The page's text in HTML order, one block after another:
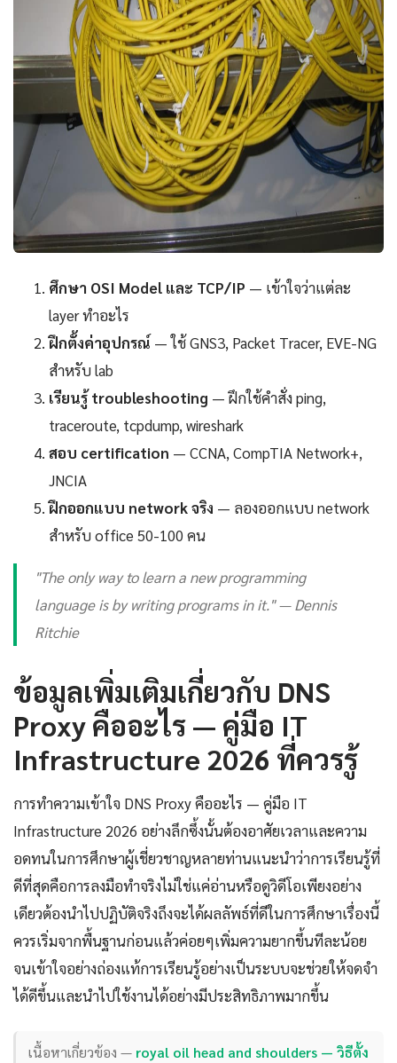
ศึกษา OSI Model และ TCP/IP — เข้าใจว่าแต่ละ
layer ทำอะไร
ฝึกตั้งค่าอุปกรณ์ — ใช้ GNS3, Packet Tracer, EVE-NG
สำหรับ lab
เรียนรู้ troubleshooting — ฝึกใช้คำสั่ง ping,
traceroute, tcpdump, wireshark
สอบ certification — CCNA, CompTIA Network+,
JNCIA
ฝึกออกแบบ network จริง — ลองออกแบบ network
สำหรับ office 50-100 คน
"The only way to learn a new programming
language is by writing programs in it." — Dennis
Ritchie
ข้อมูลเพิ่มเติมเกี่ยวกับ DNS
Proxy คืออะไร — คู่มือ IT
Infrastructure 2026 ที่ควรรู้
การทำความเข้าใจ DNS Proxy คืออะไร — คู่มือ IT
Infrastructure 2026 อย่างลึกซึ้งนั้นต้องอาศัยเวลาและความ
อดทนในการศึกษาผู้เชี่ยวชาญหลายท่านแนะนำว่าการเรียนรู้ที่
ดีที่สุดคือการลงมือทำจริงไม่ใช่แค่อ่านหรือดูวิดีโอเพียงอย่าง
เดียวต้องนำไปปฏิบัติจริงถึงจะได้ผลลัพธ์ที่ดีในการศึกษาเรื่องนี้
ควรเริ่มจากพื้นฐานก่อนแล้วค่อยๆเพิ่มความยากขึ้นทีละน้อย
จนเข้าใจอย่างถ่องแท้การเรียนรู้อย่างเป็นระบบจะช่วยให้จดจำ
ได้ดีขึ้นและนำไปใช้งานได้อย่างมีประสิทธิภาพมากขึ้น
เนื้อหาเกี่ยวข้อง — royal oil head and shoulders — วิธีตั้ง